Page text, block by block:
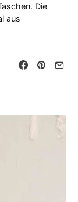
Die
aus